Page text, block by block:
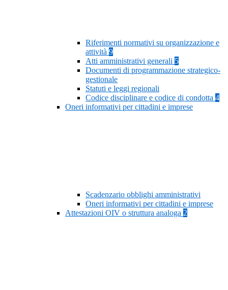
Riferimenti normativi su organizzazione e
attività 9
Atti amministrativi generali 5
Documenti di programmazione strategico-
gestionale
Statuti e leggi regionali
Codice disciplinare e codice di condotta 4
Oneri informativi per cittadini e imprese
Scadenzario obblighi amministrativi
Oneri informativi per cittadini e imprese
Attestazioni OIV o struttura analoga 2